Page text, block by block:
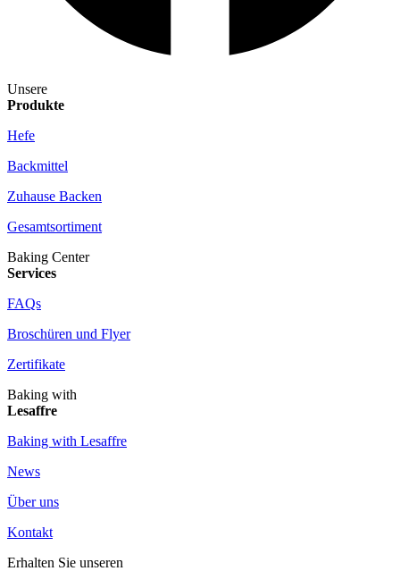
Unsere
Produkte
Hefe
Backmittel
Zuhause Backen
Gesamtsortiment
Baking Center
Services
FAQs
Broschüren und Flyer
Zertifikate
Baking with
Lesaffre
Baking with Lesaffre
News
Über uns
Kontakt
Erhalten Sie unseren